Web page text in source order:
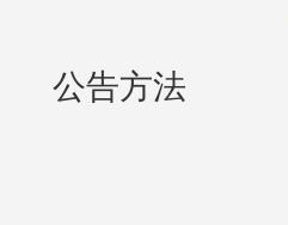
公告方法